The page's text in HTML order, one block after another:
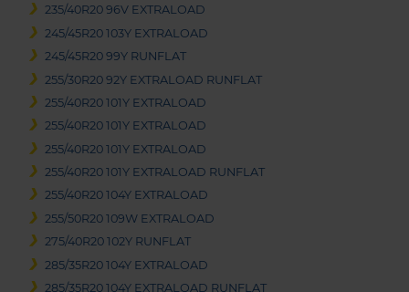
235/40R20 96V EXTRALOAD
245/45R20 103Y EXTRALOAD
245/45R20 99Y RUNFLAT
255/30R20 92Y EXTRALOAD RUNFLAT
255/40R20 101Y EXTRALOAD
255/40R20 101Y EXTRALOAD
255/40R20 101Y EXTRALOAD
255/40R20 101Y EXTRALOAD RUNFLAT
255/40R20 104Y EXTRALOAD
255/50R20 109W EXTRALOAD
275/40R20 102Y RUNFLAT
285/35R20 104Y EXTRALOAD
285/35R20 104Y EXTRALOAD RUNFLAT